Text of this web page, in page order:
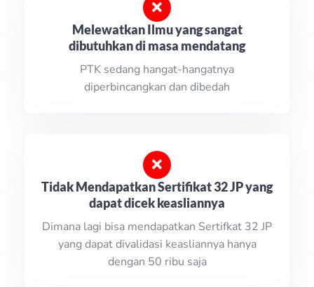
Melewatkan Ilmu yang sangat
dibutuhkan di masa mendatang
PTK sedang hangat-hangatnya
diperbincangkan dan dibedah
Tidak Mendapatkan Sertifikat 32 JP yang
dapat dicek keasliannya
Dimana lagi bisa mendapatkan Sertifkat 32 JP
yang dapat divalidasi keasliannya hanya
dengan 50 ribu saja